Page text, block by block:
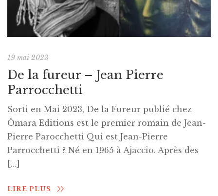
19 mai 2023
De la fureur – Jean Pierre
Parrocchetti
Sorti en Mai 2023, De la Fureur publié chez
Òmara Editions est le premier romain de Jean-
Pierre Parocchetti Qui est Jean-Pierre
Parrocchetti ? Né en 1965 à Ajaccio. Après des
[…]
LIRE PLUS